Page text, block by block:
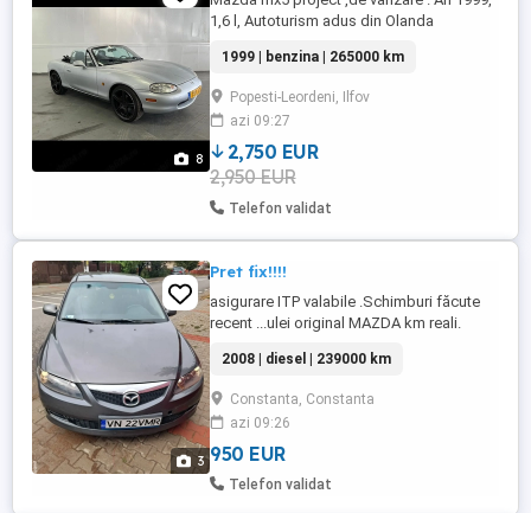
8
1,6 l, Autoturism adus din Olanda
,filtre,ulei,lichid răcire. Necesită o verificare
sau schimbare a contactului sau a alarmei.
1999 | benzina | 265000 km
Popesti-Leordeni, Ilfov
azi 09:27
2,750 EUR
2,950 EUR
Telefon validat
3
Pret fix!!!!
asigurare ITP valabile .Schimburi făcute
recent ...ulei original MAZDA km reali.
2008 | diesel | 239000 km
Constanta, Constanta
azi 09:26
950 EUR
Telefon validat